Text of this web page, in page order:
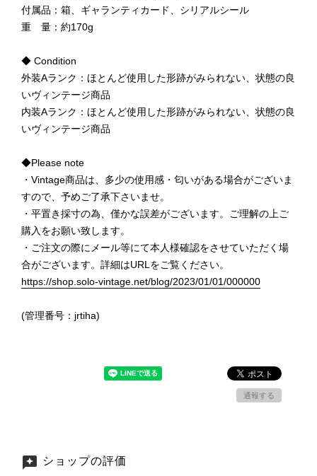
付属品：箱、ギャランティカード、シリアルシール
重 量：約170g
◆ Condition
外装Aランク：ほとんど使用した形跡がみられない、状態の良
いヴィンテージ商品
内装Aランク：ほとんど使用した形跡がみられない、状態の良
いヴィンテージ商品
◆Please note
・Vintage商品は、多少の使用感・匂いがある場合がございま
すので、予めご了承下さいませ。
・平置き採寸の為、僅かな誤差がございます。ご理解の上ご
購入をお願い致します。
・ご注文の際にメール等にて本人様確認をさせていただく場
合がございます。詳細はURLをご覧ください。
https://shop.solo-vintage.net/blog/2023/01/01/000000
(管理番号：jrtiha)
通報する
ショップの評価